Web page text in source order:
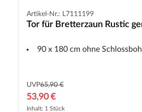
Artikel-Nr.: L7111199
Tor für Bretterzaun Rustic
90 x 180 cm ohne
UVP65,90 €
53,90 €
Inhalt: 1 Stück